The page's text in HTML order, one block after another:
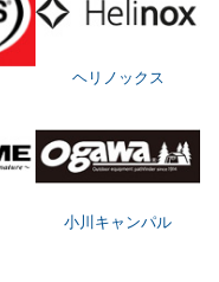
ヘリノックス
小川キャンパル